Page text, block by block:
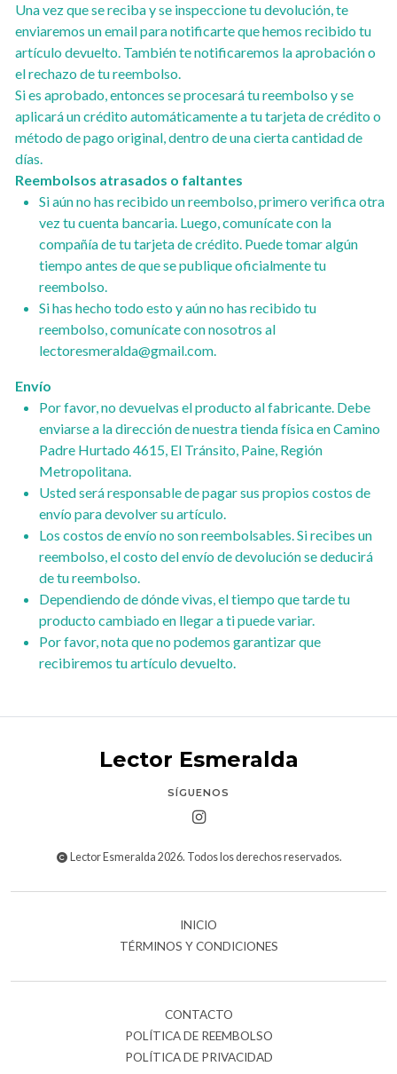
Una vez que se reciba y se inspeccione tu devolución, te
enviaremos un email para notificarte que hemos recibido tu
artículo devuelto. También te notificaremos la aprobación o
el rechazo de tu reembolso.
Si es aprobado, entonces se procesará tu reembolso y se
aplicará un crédito automáticamente a tu tarjeta de crédito o
método de pago original, dentro de una cierta cantidad de
días.
Reembolsos atrasados ​​o faltantes
Si aún no has recibido un reembolso, primero verifica otra
vez tu cuenta bancaria. Luego, comunícate con la
compañía de tu tarjeta de crédito. Puede tomar algún
tiempo antes de que se publique oficialmente tu
reembolso.
Si has hecho todo esto y aún no has recibido tu
reembolso, comunícate con nosotros al
lectoresmeralda@gmail.com.
Envío
Por favor, no devuelvas el producto al fabricante. Debe
enviarse a la dirección de nuestra tienda física en Camino
Padre Hurtado 4615, El Tránsito, Paine, Región
Metropolitana.
Usted será responsable de pagar sus propios costos de
envío para devolver su artículo.
Los costos de envío no son reembolsables. Si recibes un
reembolso, el costo del envío de devolución se deducirá
de tu reembolso.
Dependiendo de dónde vivas, el tiempo que tarde tu
producto cambiado en llegar a ti puede variar.
Por favor, nota que no podemos garantizar que
recibiremos tu artículo devuelto.
Lector Esmeralda
SÍGUENOS
Lector Esmeralda 2026. Todos los derechos reservados.
INICIO
TÉRMINOS Y CONDICIONES
CONTACTO
POLÍTICA DE REEMBOLSO
POLÍTICA DE PRIVACIDAD